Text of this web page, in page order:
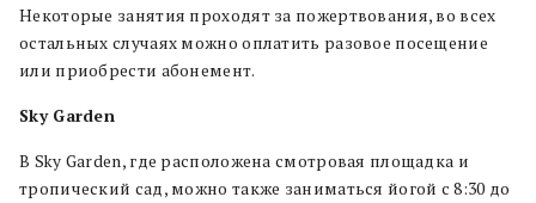
Некоторые занятия проходят за пожертвования, во всех
остальных случаях можно оплатить разовое посещение
или приобрести абонемент.
Sky Garden
В Sky Garden, где расположена смотровая площадка и
тропический сад, можно также заниматься йогой с 8:30 до